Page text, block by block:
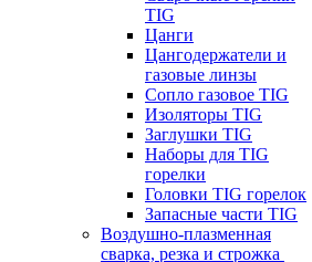
TIG
Цанги
Цангодержатели и
газовые линзы
Сопло газовое TIG
Изоляторы TIG
Заглушки TIG
Наборы для TIG
горелки
Головки TIG горелок
Запасные части TIG
Воздушно-плазменная
сварка, резка и строжка